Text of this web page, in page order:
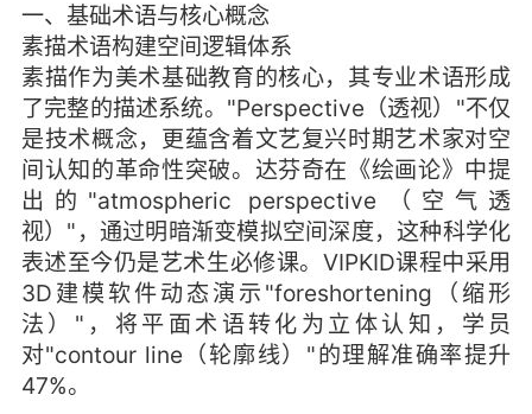
一、基础术语与核心概念
素描术语构建空间逻辑体系
素描作为美术基础教育的核心，其专业术语形成
了完整的描述系统。"Perspective（透视）"不仅
是技术概念，更蕴含着文艺复兴时期艺术家对空
间认知的革命性突破。达芬奇在《绘画论》中提
出的"atmospheric perspective（空气透
视）"，通过明暗渐变模拟空间深度，这种科学化
表述至今仍是艺术生必修课。VIPKID课程中采用
3D建模软件动态演示"foreshortening（缩形
法）"，将平面术语转化为立体认知，学员
对"contour line（轮廓线）"的理解准确率提升
47%。